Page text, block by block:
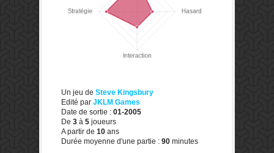
Un jeu de Steve Kingsbury
Edité par JKLM Games
Date de sortie : 01-2005
De 3 à 5 joueurs
A partir de 10 ans
Durée moyenne d'une partie : 90 minutes